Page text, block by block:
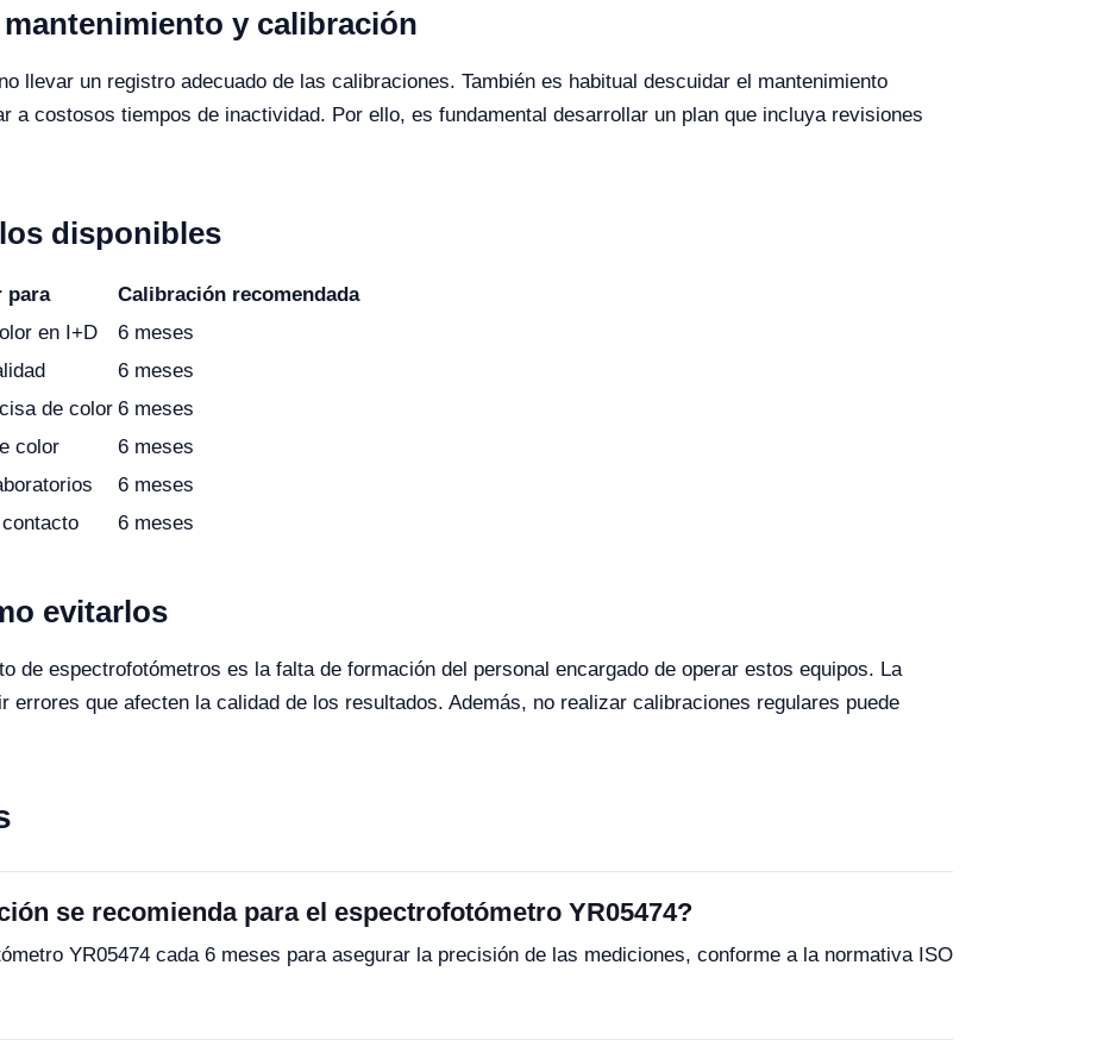
y calibración
llevar un registro adecuado de las calibraciones. También es habitual descuidar el mantenimiento
a costosos tiempos de inactividad. Por ello, es fundamental desarrollar un plan que incluya revisiones
disponibles
para
Calibración recomendada
en I+D
6 meses
6 meses
de color 6 meses
color
6 meses
6 meses
6 meses
evitarlos
de espectrofotómetros es la falta de formación del personal encargado de operar estos equipos. La
errores que afecten la calidad de los resultados. Además, no realizar calibraciones regulares puede
se recomienda para el espectrofotómetro YR05474?
YR05474 cada 6 meses para asegurar la precisión de las mediciones, conforme a la normativa ISO